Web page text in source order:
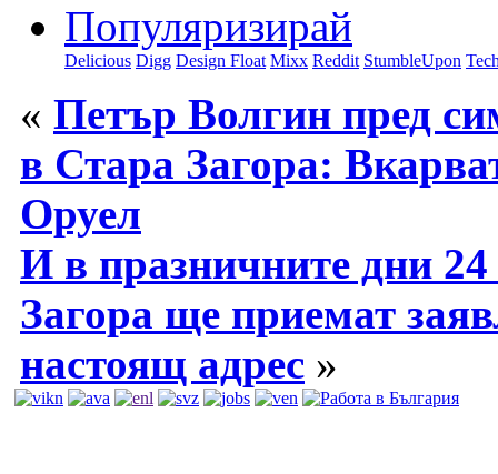
Популяризирай
Delicious Digg Design Float Mixx Reddit StumbleUpon
« Петър Волгин пред
в Стара Загора:
Оруел
И в празничните дни
Загора ще приемат
настоящ адрес »